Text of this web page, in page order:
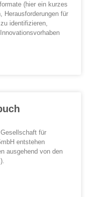
(hier ein kurzes
Herausforderungen für
identifizieren,
für
entstehen
ausgehend von den